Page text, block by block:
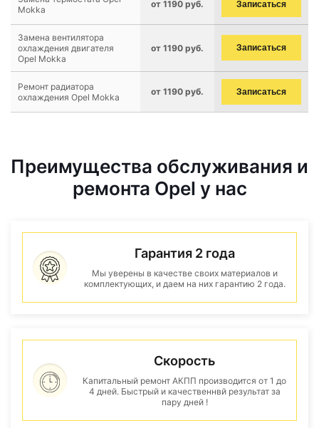
Mokka
от 1190 руб. Записаться
Замена вентилятора
охлаждения двигателя
Opel Mokka
от 1190 руб. Записаться
Ремонт радиатора
охлаждения Opel Mokka
от 1190 руб. Записаться
Преимущества обслуживания и
ремонта Opel у нас
Гарантия 2 года
Мы уверены в качестве своих материалов и
комплектующих, и даем на них гарантию 2 года.
Скорость
Капитальный ремонт АКПП производится от 1 до
4 дней. Быстрый и качественнвй результат за
пару дней !